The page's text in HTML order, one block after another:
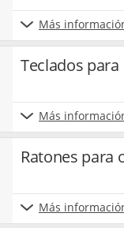
Más
Teclados para
Más
Ratones para
Más